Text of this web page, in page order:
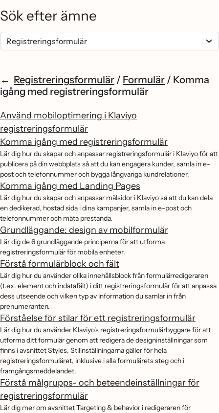
Sök efter ämne
Registreringsformulär / Formulär / Komma
igång med registreringsformulär
Använd mobiloptimering i Klaviyo
registreringsformulär
Komma igång med registreringsformulär
Lär dig hur du skapar och anpassar registreringsformulär i Klaviyo för att
publicera på din webbplats så att du kan engagera kunder, samla in e-
post och telefonnummer och bygga långvariga kundrelationer.
Komma igång med Landing Pages
Lär dig hur du skapar och anpassar målsidor i Klaviyo så att du kan dela
en dedikerad, hostad sida i dina kampanjer, samla in e-post och
telefonnummer och mäta prestanda.
Grundläggande: design av mobilformulär
Lär dig de 6 grundläggande principerna för att utforma
registreringsformulär för mobila enheter.
Förstå formulärblock och fält
Lär dig hur du använder olika innehållsblock från formulärredigeraren
(t.ex. element och indatafält) i ditt registreringsformulär för att anpassa
dess utseende och vilken typ av information du samlar in från
prenumeranten.
Förståelse för stilar för ett registreringsformulär
Lär dig hur du använder Klaviyo's registreringsformulärbyggare för att
utforma ditt formulär genom att redigera de designinställningar som
finns i avsnittet Styles. Stilinställningarna gäller för hela
registreringsformuläret, inklusive i alla formulärets steg och i
framgångsmeddelandet.
Förstå målgrupps- och beteendeinställningar för
registreringsformulär
Lär dig mer om avsnittet Targeting & behavior i redigeraren för